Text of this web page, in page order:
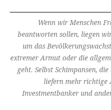
Wenn wir Menschen
beantworten sollen, liegen
um das
extremer Armut oder die
geht. Selbst Schimpansen,
liefern mehr richtige
Investmentbanker und